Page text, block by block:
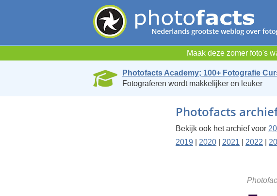
Maak deze zomer foto's
Photofacts Academy; 100+ Fotografie
Fotograferen wordt makkelijker en leuker
Photofacts
Bekijk ook het archief voor
2019
2020 2021 2022